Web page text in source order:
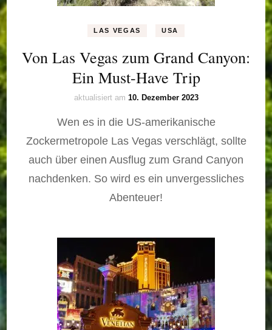
LAS VEGAS USA
Von Las Vegas zum Grand Canyon:
Ein Must-Have Trip
aktualisiert am 10. Dezember 2023
Wen es in die US-amerikanische
Zockermetropole Las Vegas verschlägt, sollte
auch über einen Ausflug zum Grand Canyon
nachdenken. So wird es ein unvergessliches
Abenteuer!